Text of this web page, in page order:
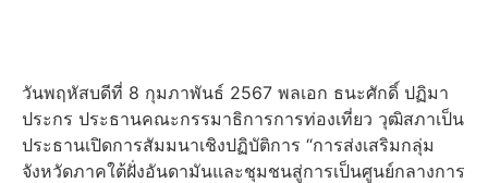
วันพฤหัสบดีที่ 8 กุมภาพันธ์ 2567 พลเอก ธนะศักดิ์ ปฏิมา
ประกร ประธานคณะกรรมาธิการการท่องเที่ยว วุฒิสภาเป็น
ประธานเปิดการสัมมนาเชิงปฏิบัติการ “การส่งเสริมกลุ่ม
จังหวัดภาคใต้ฝั่งอันดามันและชุมชนสู่การเป็นศูนย์กลางการ